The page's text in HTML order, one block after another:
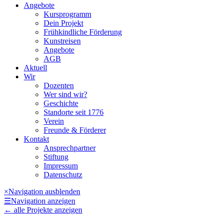
Angebote
Kursprogramm
Dein Projekt
Frühkindliche Förderung
Kunstreisen
Angebote
AGB
Aktuell
Wir
Dozenten
Wer sind wir?
Geschichte
Standorte seit 1776
Verein
Freunde & Förderer
Kontakt
Ansprechpartner
Stiftung
Impressum
Datenschutz
×Navigation ausblenden
☰Navigation anzeigen
← alle Projekte anzeigen